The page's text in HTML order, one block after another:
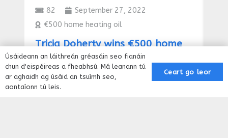
82
September 27, 2022
€500 home heating oil
Tricia Doherty wins €500 home
heating Oil
Úsáideann an láithreán gréasáin seo fianáin
chun d'eispéireas a fheabhsú. Má leanann tú
ar aghaidh ag úsáid an tsuímh seo,
aontaíonn tú leis.
Ceart go leor